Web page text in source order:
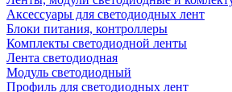
Аксессуары для светодиодных лент
Блоки питания, контроллеры
Комплекты светодиодной ленты
Лента светодиодная
Модуль светодиодный
Профиль для светодиодных лент